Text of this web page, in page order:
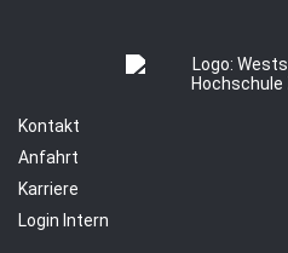
Kontakt
Anfahrt
Karriere
Login Intern